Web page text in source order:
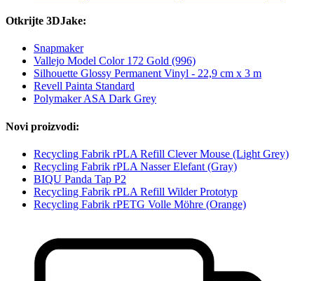
Otkrijte 3DJake:
Snapmaker
Vallejo Model Color 172 Gold (996)
Silhouette Glossy Permanent Vinyl - 22,9 cm x 3 m
Revell Painta Standard
Polymaker ASA Dark Grey
Novi proizvodi:
Recycling Fabrik rPLA Refill Clever Mouse (Light Grey)
Recycling Fabrik rPLA Nasser Elefant (Gray)
BIQU Panda Tap P2
Recycling Fabrik rPLA Refill Wilder Prototyp
Recycling Fabrik rPETG Volle Möhre (Orange)